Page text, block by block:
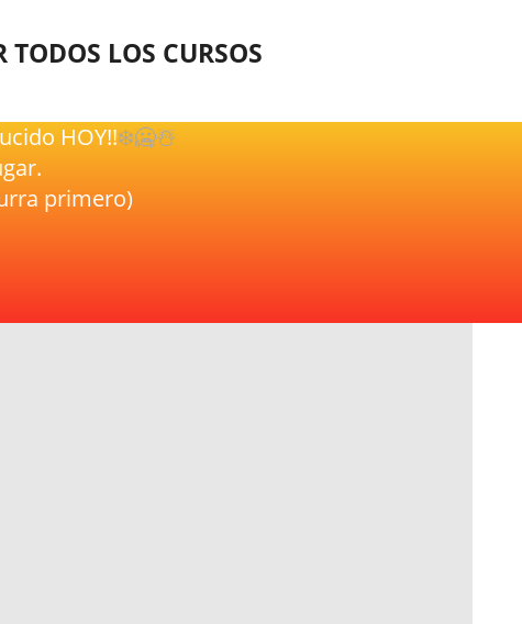
TODOS LOS CURSOS
HOY!!❄️🥶☃️️
primero)